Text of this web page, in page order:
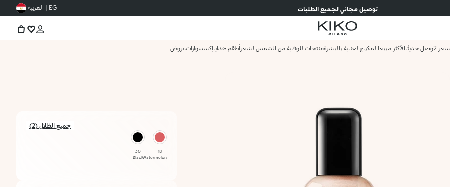
توصيل مجاني لجميع الطلبات EG | العربية
وصل حديثًاالأكثر مبيعاالمكياجالعناية بالبشرةمنتجات للوقاية من الشمسالشعر أطقم هداياإكسسواراتعروض
جميع الظلال (2)
18
Watermelon
30
Black